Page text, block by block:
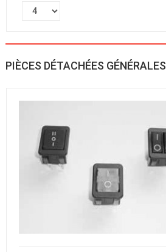
PIÈCES DÉTACHÉES GÉNÉRALES